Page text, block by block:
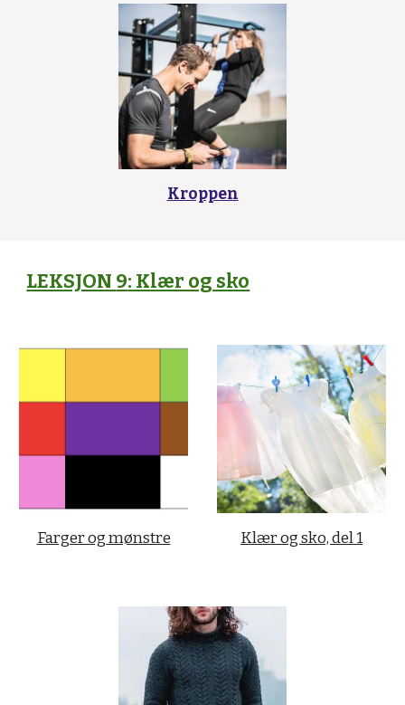
Kroppen
LEKSJON 9: Klær og sko
Farger og mønstre Klær og sko, del 1